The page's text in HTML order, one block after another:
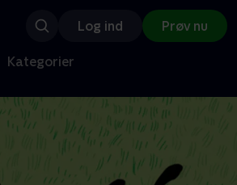
Log ind Prøv nu
Kategorier